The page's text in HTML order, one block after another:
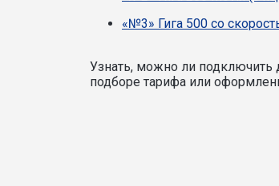
«№3» Гига 500 со
Узнать, можно ли подключить
подборе тарифа или